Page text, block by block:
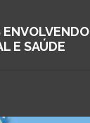
E SAÚDE